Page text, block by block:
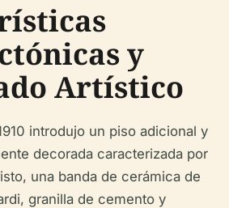
y
Artístico
introdujo un piso adicional y
decorada caracterizada por
una banda de cerámica de
granilla de cemento y